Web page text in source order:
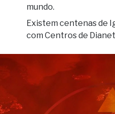
mundo.
Existem centenas de
com Centros de